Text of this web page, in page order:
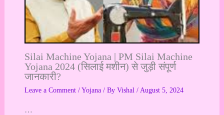
Silai Machine Yojana | PM Silai Machine
Yojana 2024 (सिलाई मशीन) से जुड़ी संपूर्ण
जानकारी?
Leave a Comment / Yojana/ By Vishal / August 5, 2024
…